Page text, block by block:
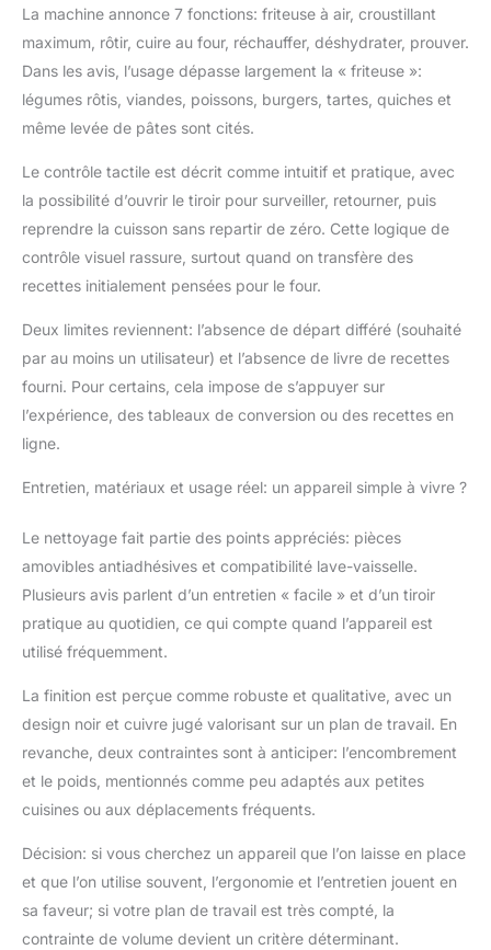
La machine annonce 7 fonctions: friteuse à air, croustillant
maximum, rôtir, cuire au four, réchauffer, déshydrater, prouver.
Dans les avis, l’usage dépasse largement la « friteuse »:
légumes rôtis, viandes, poissons, burgers, tartes, quiches et
même levée de pâtes sont cités.
Le contrôle tactile est décrit comme intuitif et pratique, avec
la possibilité d’ouvrir le tiroir pour surveiller, retourner, puis
reprendre la cuisson sans repartir de zéro. Cette logique de
contrôle visuel rassure, surtout quand on transfère des
recettes initialement pensées pour le four.
Deux limites reviennent: l’absence de départ différé (souhaité
par au moins un utilisateur) et l’absence de livre de recettes
fourni. Pour certains, cela impose de s’appuyer sur
l’expérience, des tableaux de conversion ou des recettes en
ligne.
Entretien, matériaux et usage réel: un appareil simple à vivre ?
Le nettoyage fait partie des points appréciés: pièces
amovibles antiadhésives et compatibilité lave-vaisselle.
Plusieurs avis parlent d’un entretien « facile » et d’un tiroir
pratique au quotidien, ce qui compte quand l’appareil est
utilisé fréquemment.
La finition est perçue comme robuste et qualitative, avec un
design noir et cuivre jugé valorisant sur un plan de travail. En
revanche, deux contraintes sont à anticiper: l’encombrement
et le poids, mentionnés comme peu adaptés aux petites
cuisines ou aux déplacements fréquents.
Décision: si vous cherchez un appareil que l’on laisse en place
et que l’on utilise souvent, l’ergonomie et l’entretien jouent en
sa faveur; si votre plan de travail est très compté, la
contrainte de volume devient un critère déterminant.